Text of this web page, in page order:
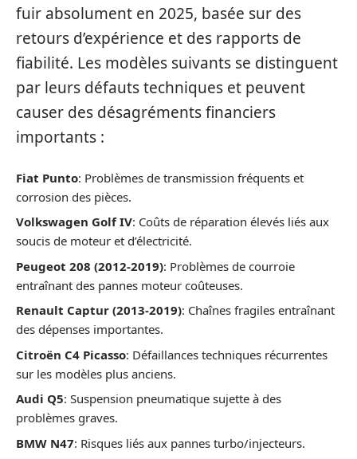
fuir absolument en 2025, basée sur des
retours d’expérience et des rapports de
fiabilité. Les modèles suivants se distinguent
par leurs défauts techniques et peuvent
causer des désagréments financiers
importants :
Fiat Punto: Problèmes de transmission fréquents et
corrosion des pièces.
Volkswagen Golf IV: Coûts de réparation élevés liés aux
soucis de moteur et d’électricité.
Peugeot 208 (2012-2019): Problèmes de courroie
entraînant des pannes moteur coûteuses.
Renault Captur (2013-2019): Chaînes fragiles entraînant
des dépenses importantes.
Citroën C4 Picasso: Défaillances techniques récurrentes
sur les modèles plus anciens.
Audi Q5: Suspension pneumatique sujette à des
problèmes graves.
BMW N47: Risques liés aux pannes turbo/injecteurs.